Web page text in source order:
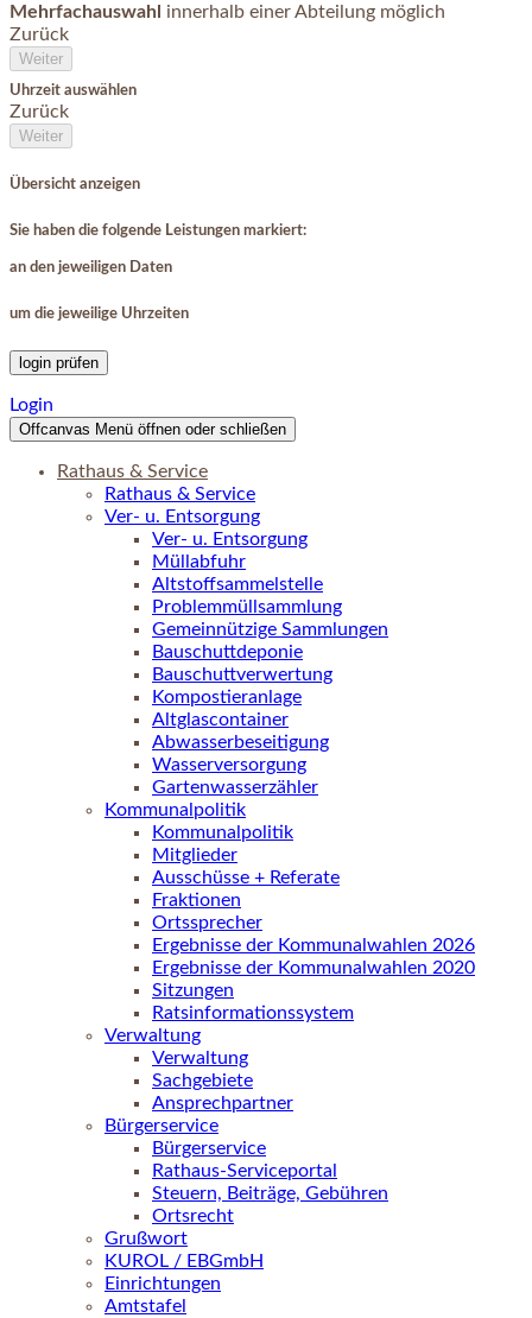
Mehrfachauswahl innerhalb einer Abteilung möglich
Zurück
Weiter
Uhrzeit auswählen
Zurück
Weiter
Übersicht anzeigen
Sie haben die folgende Leistungen markiert:
an den jeweiligen Daten
um die jeweilige Uhrzeiten
login prüfen
Login
Offcanvas Menü öffnen oder schließen
Rathaus & Service
Rathaus & Service
Ver- u. Entsorgung
Ver- u. Entsorgung
Müllabfuhr
Altstoffsammelstelle
Problemmüllsammlung
Gemeinnützige Sammlungen
Bauschuttdeponie
Bauschuttverwertung
Kompostieranlage
Altglascontainer
Abwasserbeseitigung
Wasserversorgung
Gartenwasserzähler
Kommunalpolitik
Kommunalpolitik
Mitglieder
Ausschüsse + Referate
Fraktionen
Ortssprecher
Ergebnisse der Kommunalwahlen 2026
Ergebnisse der Kommunalwahlen 2020
Sitzungen
Ratsinformationssystem
Verwaltung
Verwaltung
Sachgebiete
Ansprechpartner
Bürgerservice
Bürgerservice
Rathaus-Serviceportal
Steuern, Beiträge, Gebühren
Ortsrecht
Grußwort
KUROL / EBGmbH
Einrichtungen
Amtstafel